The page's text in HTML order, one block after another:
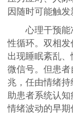
因随时可能触发
心理干预
性循环。双相
出现睡眠紊乱
微信号。但患
兆，任由情绪
助患者系统认
情绪波动的早